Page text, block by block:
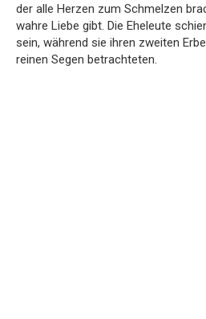
der alle Herzen zum Schmelzen
wahre Liebe gibt. Die Eheleute
sein, während sie ihren zweiten
reinen Segen betrachteten.